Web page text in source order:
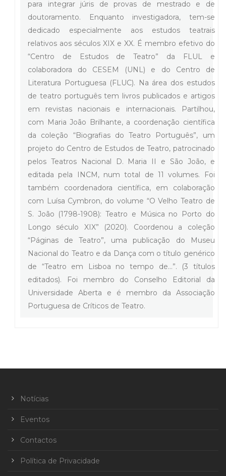
para integrar júris de provas de mestrado e de
doutoramento. Enquanto investigadora, tem-se
dedicado especialmente aos estudos teatrais
relativos aos séculos XIX e XX. É membro efetivo do
“Centro de Estudos de Teatro” da FLUL e
colaboradora do CESEM (UNL) e do Centro de
Literatura Portuguesa (FLUC). Na área dos estudos
de teatro português tem livros publicados e artigos
em revistas nacionais e internacionais. Partilhou,
com Maria João Brilhante, a coordenação científica
da coleção “Biografias do Teatro Português”, um
projeto do Centro de Estudos de Teatro, patrocinado
pelos Teatros Nacional D. Maria II e São João, e
editada pela INCM, num total de 11 volumes. Foi
também coordenadora científica, em colaboração
com Luísa Cymbron, do volume “O Velho Teatro de
S. João (1798-1908): Teatro e Música no Porto do
Longo século XIX” (2020). Coordenou a coleção
“Páginas de Teatro”, uma publicação do Museu
Nacional do Teatro e da Dança com o título genérico
de “Teatro em Lisboa no tempo de…”. (3 títulos
editados). Foi membro do Conselho Editorial da
Universidade Aberta e é membro da Associação
Portuguesa de Críticos de Teatro.
Notícias
Eventos
Contactos
Política de Privacidade